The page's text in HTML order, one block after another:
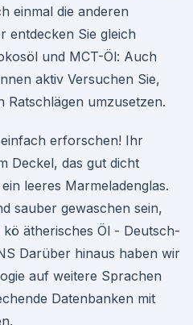
einmal die anderen
entdecken Sie gleich
und MCT-Öl: Auch
aktiv Versuchen Sie,
Ratschlägen umzusetzen.
erforschen! Ihr
Deckel, das gut dicht
leeres Marmeladenglas.
sauber gewaschen sein,
ätherisches Öl - Deutsch-
Darüber hinaus haben wir
auf weitere Sprachen
Datenbanken mit